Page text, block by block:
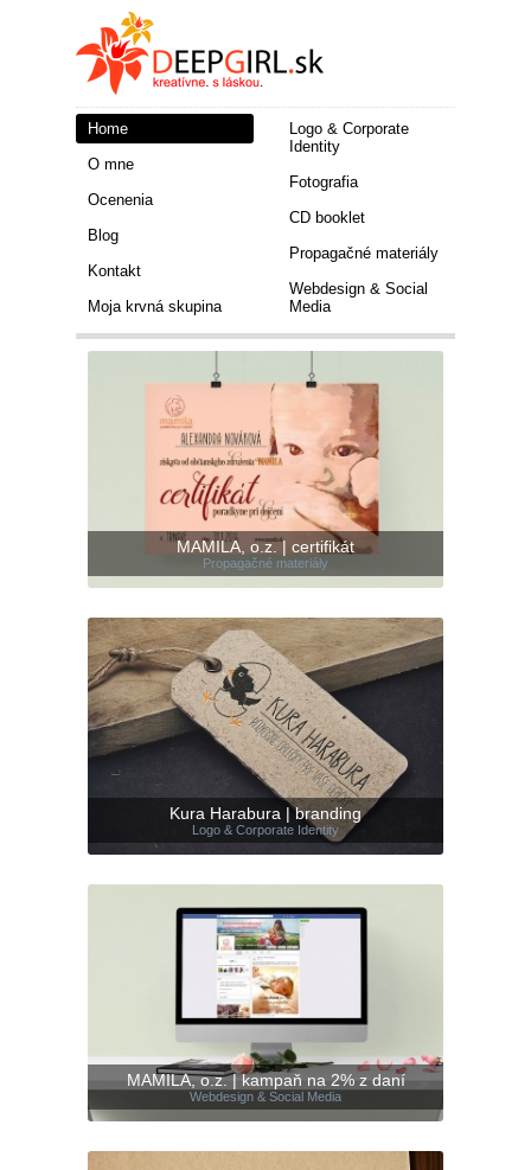
Home
O mne
Ocenenia
Blog
Kontakt
Moja krvná skupina
Logo & Corporate
Identity
Fotografia
CD booklet
Propagačné materiály
Webdesign & Social
Media
MAMILA, o.z. | certifikát
Propagačné materiály
Kura Harabura | branding
Logo & Corporate Identity
MAMILA, o.z. | kampaň na 2% z daní
Webdesign & Social Media